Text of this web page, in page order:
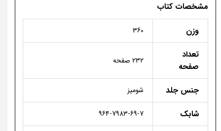
مشخصات کتاب
وزن
360
تعداد
صفحه
232 صفحه
جنس جلد شومیز
شابک 964-7983-69-7